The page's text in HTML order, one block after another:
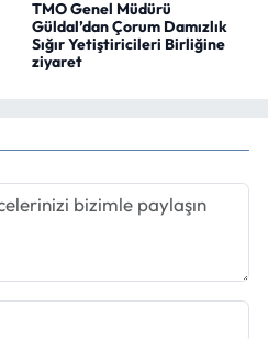
TMO Genel Müdürü
Güldal’dan Çorum Damızlık
Sığır Yetiştiricileri Birliğine
ziyaret